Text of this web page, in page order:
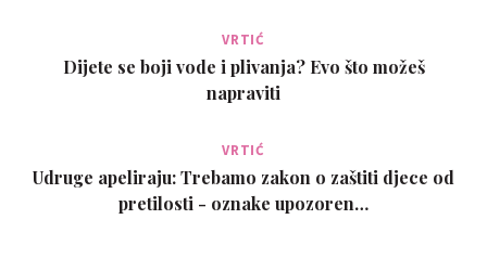
VRTIĆ
Dijete se boji vode i plivanja? Evo što možeš
napraviti
VRTIĆ
Udruge apeliraju: Trebamo zakon o zaštiti djece od
pretilosti - oznake upozoren…